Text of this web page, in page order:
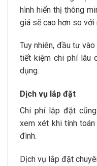
hình hiển thị thông
giá sẽ cao hơn so với
Tuy nhiên, đầu tư
tiết kiệm chi phí lâu
dụng.
Dịch vụ lắp đặt
Chi phí lắp đặt
xem xét khi tính
đình.
Dịch vụ lắp đặt